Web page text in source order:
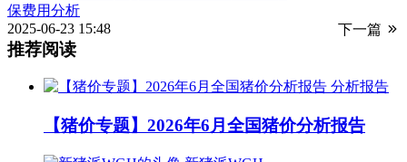
保费用分析
下一篇
2025-06-23 15:48
推荐阅读
分析报告
【猪价专题】2026年6月全国猪价分析报告